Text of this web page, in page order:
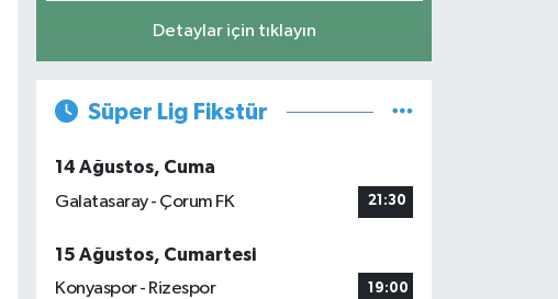
Detaylar için tıklayın
Süper Lig Fikstür
14 Ağustos, Cuma
Galatasaray - Çorum FK
21:30
15 Ağustos, Cumartesi
Konyaspor - Rizespor
19:00